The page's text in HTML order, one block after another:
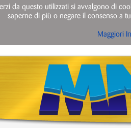
da questo utilizzati si avvalgono di
saperne di più o negare il consenso a
Maggiori